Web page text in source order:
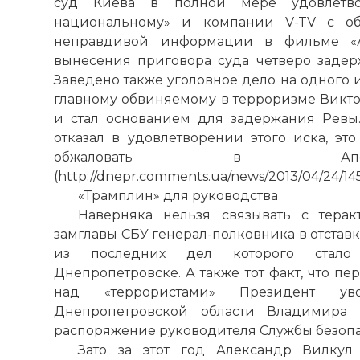
национальному» и компании V-TV с
неправдивой информации в фильме
вынесения приговора суда четверо
Заведено также уголовное дело на одного
главному обвиняемому в терроризме
и стал основанием для задержания
отказал в удовлетворении этого иска,
обжаловать в
(http://dnepr.comments.ua/news/2013/04/24/
«Трамплин» для руководства
Наверняка нельзя связывать с
замглавы СБУ генерал-полковника в
из последних дел которого стало
Днепропетровске. А также тот факт, что
над «террористами» Президент
Днепропетровской области
распоряжение руководителя Службы
Зато за этот год Александр Вилкул
Вернуться в